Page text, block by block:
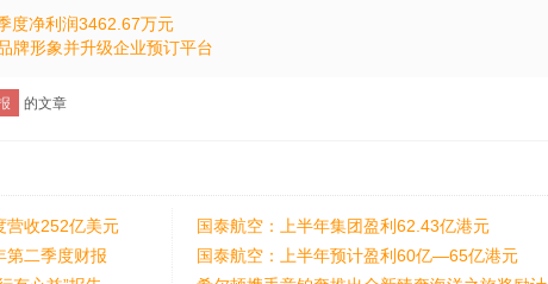
度净利润3462.67万元
牌形象并升级企业预订平台
的文章
营收252亿美元
国泰航空：上半年集团盈利62.43亿港元
第二季度财报
国泰航空：上半年预计盈利60亿—65亿港元